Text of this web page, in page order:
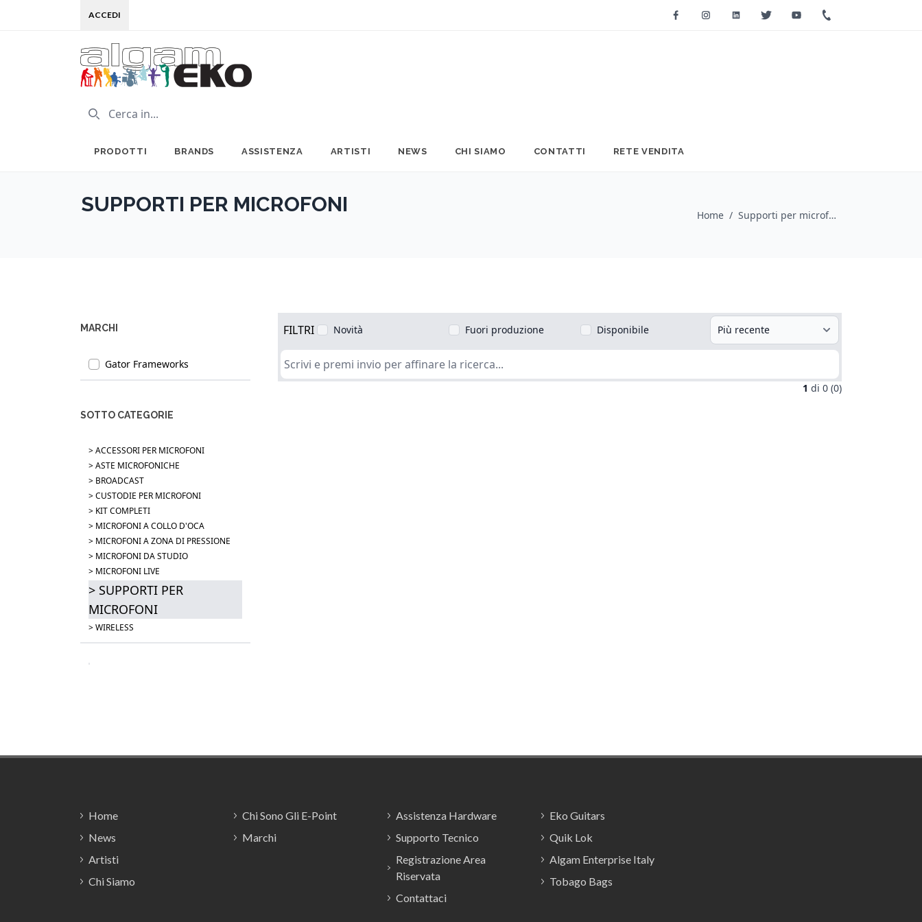
ACCEDI FacebookInstagramLinkedinTwitter Youtube
PRODOTTI BRANDS ASSISTENZA ARTISTI NEWS CHI SIAMO CONTATTI RETE VENDITA
SUPPORTI PER MICROFONI Home / Supporti per microfoni
MARCHI
Gator Frameworks
SOTTO CATEGORIE
> ACCESSORI PER MICROFONI
> ASTE MICROFONICHE
> BROADCAST
> CUSTODIE PER MICROFONI
> KIT COMPLETI
> MICROFONI A COLLO D'OCA
> MICROFONI A ZONA DI PRESSIONE
> MICROFONI DA STUDIO
> MICROFONI LIVE
> SUPPORTI PER
MICROFONI
> WIRELESS
FILTRI Novità Fuori produzione Disponibile
1 di 0 (0)
Home
News
Artisti
Chi Siamo
Chi Sono Gli E-Point
Marchi
Assistenza Hardware
Supporto Tecnico
Registrazione Area
Riservata
Contattaci
Eko Guitars
Quik Lok
Algam Enterprise Italy
Tobago Bags